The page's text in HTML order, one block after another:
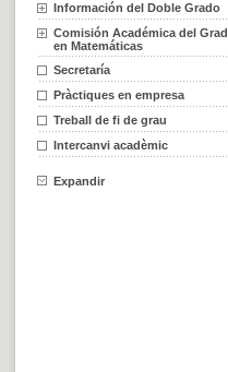
Información del Doble Grado
Comisión Académica del
en Matemáticas
Secretaría
Pràctiques en empresa
Treball de fi de grau
Intercanvi acadèmic
Expandir